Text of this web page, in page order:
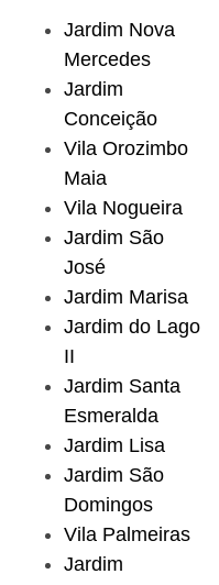
Jardim Nova
Mercedes
Jardim
Conceição
Vila Orozimbo
Maia
Vila Nogueira
Jardim São
José
Jardim Marisa
Jardim do Lago
II
Jardim Santa
Esmeralda
Jardim Lisa
Jardim São
Domingos
Vila Palmeiras
Jardim